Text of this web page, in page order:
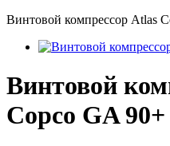
Винтовой компрессор Atlas
Винтовой
Copco GA 90+